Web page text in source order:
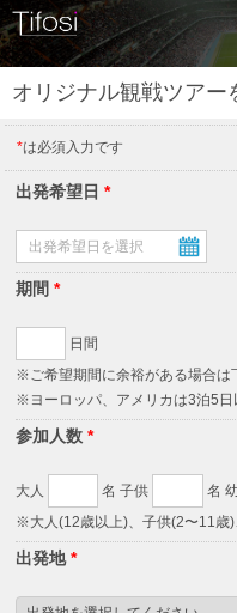
オリジナル観戦ツアー
*は必須入力です
出発希望日*
期間*
日間
※ご希望期間に余裕がある場合は
※ヨーロッパ、アメリカは3泊5日
参加人数*
大人 名 子供 名
※大人(12歳以上)、子供(2〜11歳
出発地*